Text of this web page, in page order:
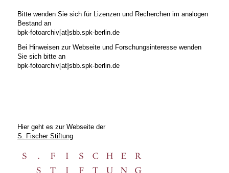
Bitte wenden Sie sich für Lizenzen und Recherchen im analogen
Bestand an
bpk-fotoarchiv[at]sbb.spk-berlin.de
Bei Hinweisen zur Webseite und Forschungsinteresse wenden
Sie sich bitte an
bpk-fotoarchiv[at]sbb.spk-berlin.de
Hier geht es zur Webseite der
S. Fischer Stiftung